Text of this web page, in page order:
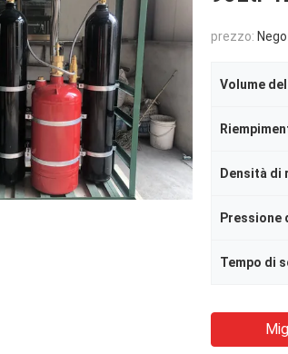
prezzo:
Volume
Densità di
Tempo di